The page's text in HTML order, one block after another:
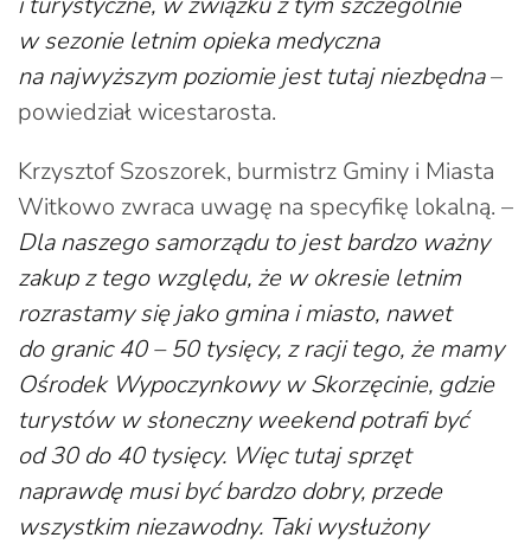
w sezonie letnim opieka medyczna
na najwyższym poziomie jest tutaj niezbędna–
powiedział wicestarosta.
Krzysztof Szoszorek, burmistrz Gminy i Miasta
Witkowo zwraca uwagę na specyfikę lokalną. –
Dla naszego samorządu to jest bardzo ważny
zakup z tego względu, że w okresie letnim
rozrastamy się jako gmina i miasto, nawet
do granic 40 – 50 tysięcy, z racji tego, że mamy
Ośrodek Wypoczynkowy w Skorzęcinie, gdzie
turystów w słoneczny weekend potrafi być
od 30 do 40 tysięcy. Więc tutaj sprzęt
naprawdę musi być bardzo dobry, przede
wszystkim niezawodny. Taki wysłużony